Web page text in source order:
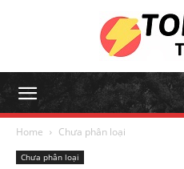
Home Chưa phân loại
Chưa phân loại